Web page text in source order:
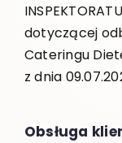
dotyczącej
Cateringu
z dnia
Obsługa